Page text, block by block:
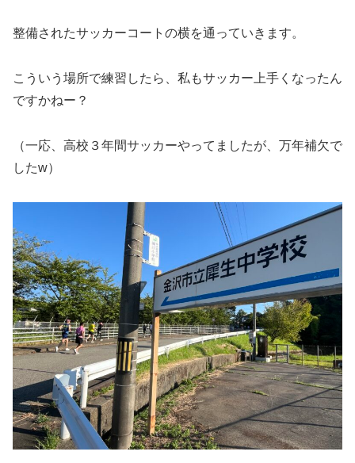
整備されたサッカーコートの横を通っていきます。
こういう場所で練習したら、私もサッカー上手くなったん
ですかねー？
（一応、高校３年間サッカーやってましたが、万年補欠で
したw）